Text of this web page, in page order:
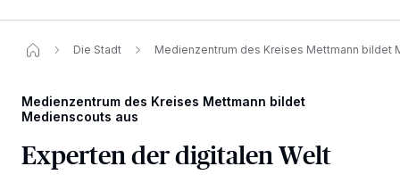
Die Stadt Medienzentrum des Kreises Mettmann bildet
Medienzentrum des Kreises Mettmann bildet
Medienscouts aus
Experten der digitalen Welt